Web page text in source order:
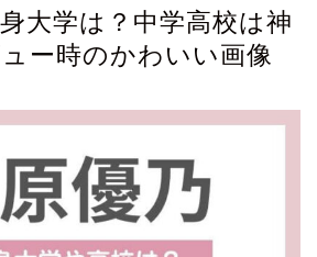
大学は？中学高校は神
ー時のかわいい画像